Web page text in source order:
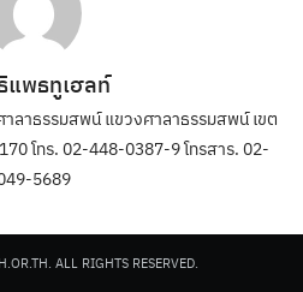
แพธทูเฮลท์
าธรรมสพน์ แขวงศาลาธรรมสพน์ เขต
โทร. 02-448-0387-9 โทรสาร. 02-
5689
ALL RIGHTS RESERVED.